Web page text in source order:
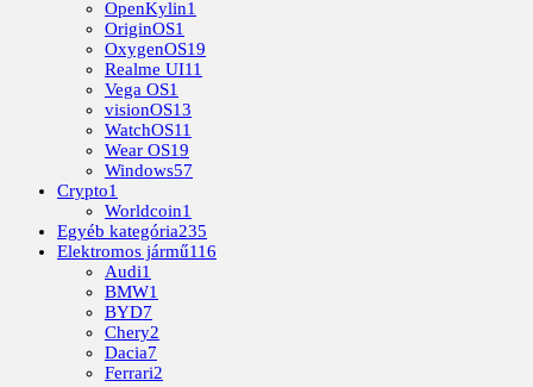
OpenKylin1
OriginOS1
OxygenOS19
Realme UI11
Vega OS1
visionOS13
WatchOS11
Wear OS19
Windows57
Crypto1
Worldcoin1
Egyéb kategória235
Elektromos jármű116
Audi1
BMW1
BYD7
Chery2
Dacia7
Ferrari2